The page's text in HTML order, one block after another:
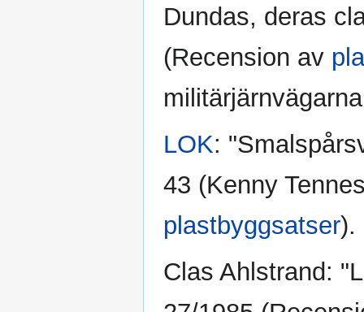
Dundas, deras
(Recension av
LOK:
43 (Kenny
plastbyggsatser).
Clas Ahlstrand: